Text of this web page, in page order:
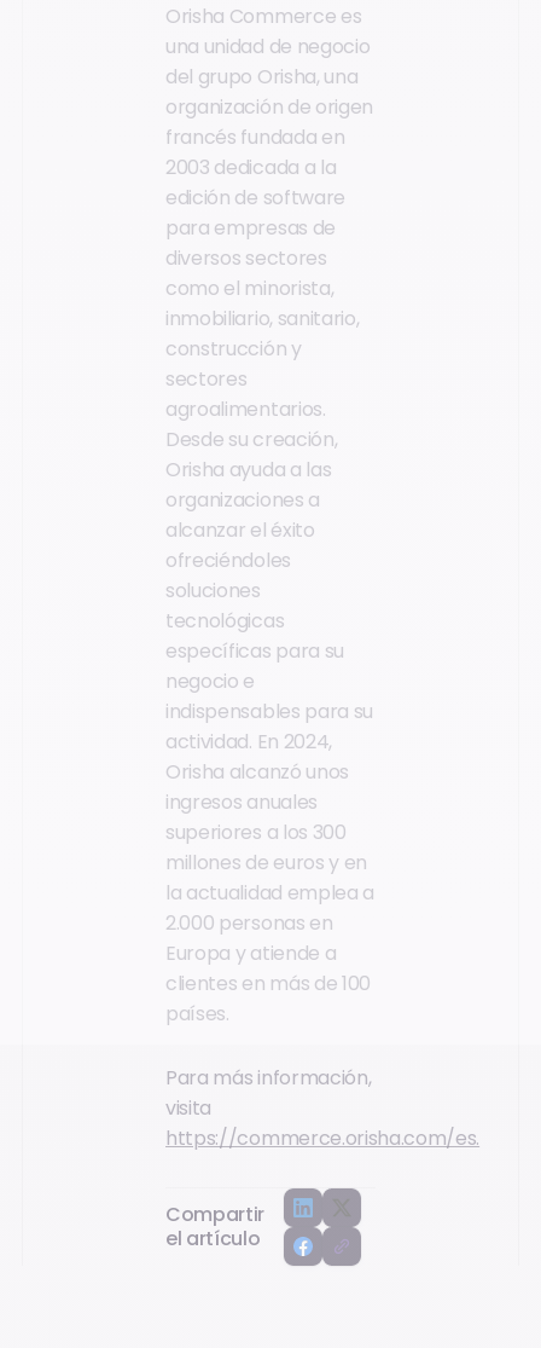
Orisha Commerce es
una unidad de negocio
del grupo Orisha, una
organización de origen
francés fundada en
2003 dedicada a la
edición de software
para empresas de
diversos sectores
como el minorista,
inmobiliario, sanitario,
construcción y
sectores
agroalimentarios.
Desde su creación,
Orisha ayuda a las
organizaciones a
alcanzar el éxito
ofreciéndoles
soluciones
tecnológicas
específicas para su
negocio e
indispensables para su
actividad. En 2024,
Orisha alcanzó unos
ingresos anuales
superiores a los 300
millones de euros y en
la actualidad emplea a
2.000 personas en
Europa y atiende a
clientes en más de 100
países.
Para más información,
visita
https://commerce.orisha.com/es.
Compartir
el artículo